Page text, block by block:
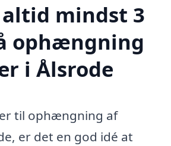
mindst 3
ophængning
i Ålsrode
til ophængning af
er det en god idé at